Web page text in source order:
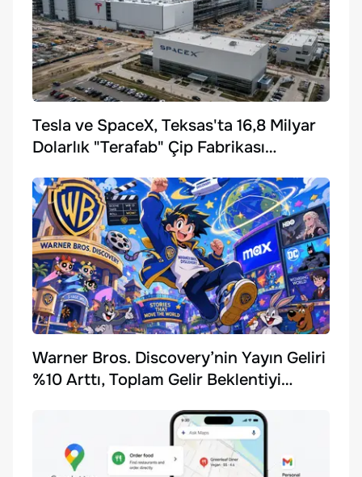
Tesla ve SpaceX, Teksas'ta 16,8 Milyar
Dolarlık "Terafab" Çip Fabrikası
Warner Bros. Discovery’nin Yayın Geliri
%10 Arttı, Toplam Gelir Beklentiyi